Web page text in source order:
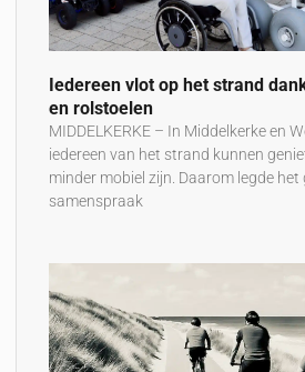
Iedereen vlot op het strand
en rolstoelen
MIDDELKERKE – In Middelkerke en
iedereen van het strand kunnen
minder mobiel zijn. Daarom legde
samenspraak